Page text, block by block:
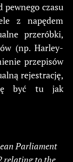
czasu
z napędem
przeróbki,
(np. Harley-
przepisów
rejestrację,
być tu jak
Parliament
relatingto the